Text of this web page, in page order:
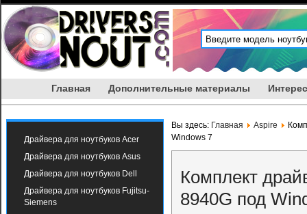
Главная Дополнительные материалы
Драйвера для ноутбуков Acer
Драйвера для ноутбуков Asus
Драйвера для ноутбуков Dell
Драйвера для ноутбуков Fujitsu-
Siemens
Вы здесь: Главная Aspire
Windows 7
Комплект
8940G под